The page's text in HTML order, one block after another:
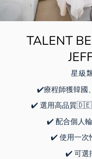
TALENT
星級
✔️療程師獲韓國
✔️ 選用高品質🇩🇪
✔️ 配合個人
✔️ 使用一次
✔️ 可選